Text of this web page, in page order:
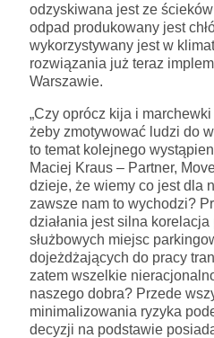
odzyskiwana jest ze
odpad produkowany jest
wykorzystywany jest w
rozwiązania już teraz
Warszawie.
„Czy oprócz kija i
żeby zmotywować ludzi do
to temat kolejnego
Maciej Kraus – Partner,
dzieje, że wiemy co jest dla
zawsze nam to wychodzi?
działania jest silna
służbowych miejsc
dojeżdżających do pracy
zatem wszelkie
naszego dobra? Przede
minimalizowania ryzyka
decyzji na podstawie